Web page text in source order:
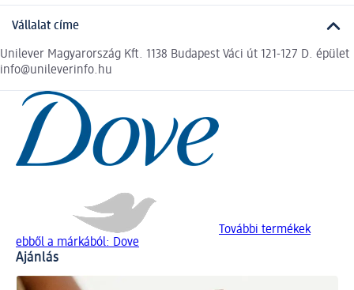
Vállalat címe
Unilever Magyarország Kft. 1138 Budapest Váci út 121-127 D. épület
info@unileverinfo.hu
További termékek
ebből a márkából: Dove
Ajánlás